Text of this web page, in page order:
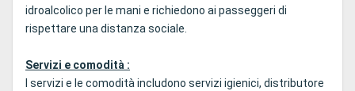
idroalcolico per le mani e richiedono ai passeggeri di
rispettare una distanza sociale.
Servizi e comodità :
I servizi e le comodità includono servizi igienici, distributore